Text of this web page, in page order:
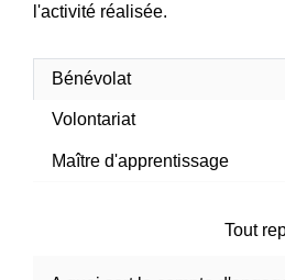
l'activité réalisée.
Bénévolat
Volontariat
Maître d'apprentissage
Tout